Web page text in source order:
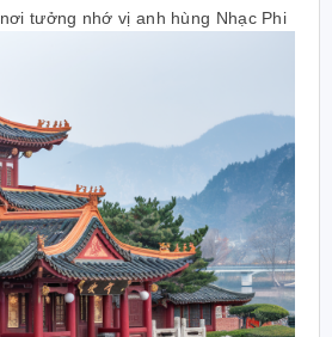
nơi tưởng nhớ vị anh hùng Nhạc Phi